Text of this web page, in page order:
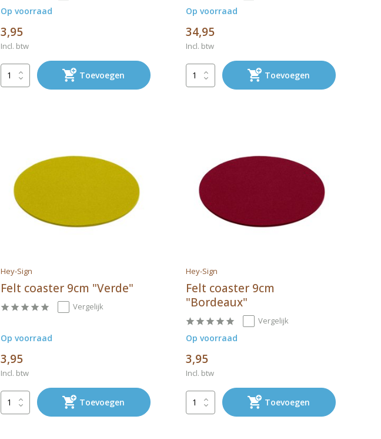
Op voorraad
3,95
Incl. btw
Toevoegen
Op voorraad
34,95
Incl. btw
Toevoegen
Hey-Sign
Felt coaster 9cm "Verde"
Vergelijk
Op voorraad
3,95
Incl. btw
Toevoegen
Hey-Sign
Felt coaster 9cm
"Bordeaux"
Vergelijk
Op voorraad
3,95
Incl. btw
Toevoegen